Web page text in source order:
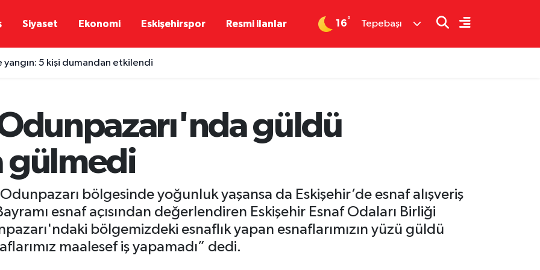
Siyaset Ekonomi Eskişehirspor Resmi ilanlar 16° Tepebaşı
yangın: 5 kişi dumandan etkilendi
Odunpazarı'nda güldü
gülmedi
bölgesinde yoğunluk yaşansa da Eskişehir’de esnaf alışveriş
esnaf açısından değerlendiren Eskişehir Esnaf Odaları Birliği
bölgemizdeki esnaflık yapan esnaflarımızın yüzü güldü
maalesef iş yapamadı” dedi.